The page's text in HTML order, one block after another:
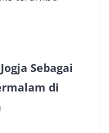
Sebagai
di